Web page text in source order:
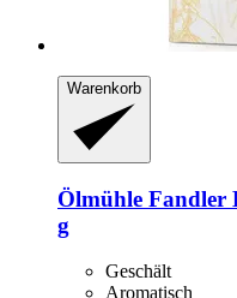
Warenkorb
Ölmühle Fandler
g
Geschält
Aromatisch